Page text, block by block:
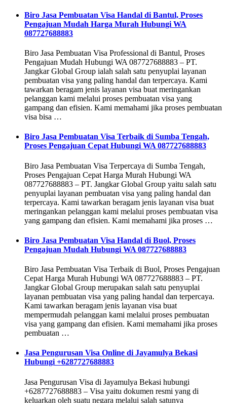
Biro Jasa Pembuatan Visa Handal di Bantul, Proses
Pengajuan Mudah Harga Murah Hubungi WA
087727688883
Biro Jasa Pembuatan Visa Professional di Bantul, Proses
Pengajuan Mudah Hubungi WA 087727688883 – PT.
Jangkar Global Group ialah salah satu penyuplai layanan
pembuatan visa yang paling handal dan terpercaya. Kami
tawarkan beragam jenis layanan visa buat meringankan
pelanggan kami melalui proses pembuatan visa yang
gampang dan efisien. Kami memahami jika proses pembuatan
visa bisa …
Biro Jasa Pembuatan Visa Terbaik di Sumba Tengah,
Proses Pengajuan Cepat Hubungi WA 087727688883
Biro Jasa Pembuatan Visa Terpercaya di Sumba Tengah,
Proses Pengajuan Cepat Harga Murah Hubungi WA
087727688883 – PT. Jangkar Global Group yaitu salah satu
penyuplai layanan pembuatan visa yang paling handal dan
terpercaya. Kami tawarkan beragam jenis layanan visa buat
meringankan pelanggan kami melalui proses pembuatan visa
yang gampang dan efisien. Kami memahami jika proses …
Biro Jasa Pembuatan Visa Handal di Buol, Proses
Pengajuan Mudah Hubungi WA 087727688883
Biro Jasa Pembuatan Visa Terbaik di Buol, Proses Pengajuan
Cepat Harga Murah Hubungi WA 087727688883 – PT.
Jangkar Global Group merupakan salah satu penyuplai
layanan pembuatan visa yang paling handal dan terpercaya.
Kami tawarkan beragam jenis layanan visa buat
mempermudah pelanggan kami melalui proses pembuatan
visa yang gampang dan efisien. Kami memahami jika proses
pembuatan …
Jasa Pengurusan Visa Online di Jayamulya Bekasi
Hubungi +6287727688883
Jasa Pengurusan Visa di Jayamulya Bekasi hubungi
+6287727688883 – Visa yaitu dokumen resmi yang di
keluarkan oleh suatu negara melalui salah satunya